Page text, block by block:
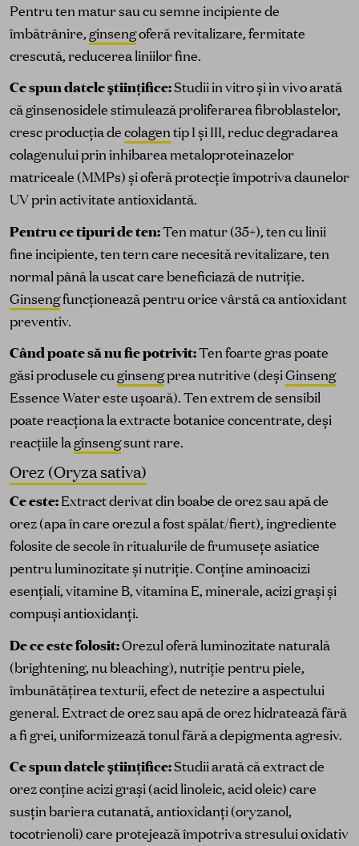
Pentru ten matur sau cu semne incipiente de
îmbătrânire,ginsengoferă revitalizare, fermitate
crescută, reducerea liniilor fine.
Ce spun datele științifice:Studii in vitro și in vivo arată
că ginsenosidele stimulează proliferarea fibroblastelor,
cresc producția decolagentip I și III, reduc degradarea
colagenului prin inhibarea metaloproteinazelor
matriceale (MMPs) și oferă protecție împotriva daunelor
UV prin activitate antioxidantă.
Pentru ce tipuri de ten:Ten matur (35+), ten cu linii
fine incipiente, ten tern care necesită revitalizare, ten
normal până la uscat care beneficiază de nutriție.
Ginsengfuncționează pentru orice vârstă ca antioxidant
preventiv.
Când poate să nu fie potrivit:Ten foarte gras poate
găsi produsele cuginsengprea nutritive (deșiGinseng
Essence Water este ușoară). Ten extrem de sensibil
poate reacționa la extracte botanice concentrate, deși
reacțiile laginsengsunt rare.
Orez (Oryza sativa)
Ce este:Extract derivat din boabe de orez sau apă de
orez (apa în care orezul a fost spălat/fiert), ingrediente
folosite de secole în ritualurile de frumusețe asiatice
pentru luminozitate și nutriție. Conține aminoacizi
esențiali, vitamine B, vitamina E, minerale, acizi grași și
compuși antioxidanți.
De ce este folosit:Orezul oferă luminozitate naturală
(brightening, nu bleaching), nutriție pentru piele,
îmbunătățirea texturii, efect de netezire a aspectului
general. Extract de orez sau apă de orez hidratează fără
a fi grei, uniformizează tonul fără a depigmenta agresiv.
Ce spun datele științifice:Studii arată că extract de
orez conține acizi grași (acid linoleic, acid oleic) care
susțin bariera cutanată, antioxidanți (oryzanol,
tocotrienoli) care protejează împotriva stresului oxidativ